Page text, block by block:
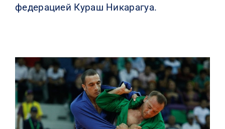
федерацией Кураш Никарагуа.